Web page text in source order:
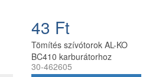
43 Ft
Tömítés szívótorok AL-KO
BC410 karburátorhoz
30-462605